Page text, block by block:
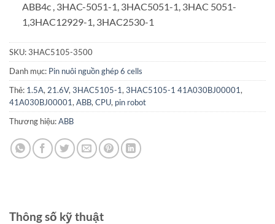
ABB4c , 3HAC-5051-1, 3HAC5051-1, 3HAC 5051-
1,3HAC12929-1, 3HAC2530-1
SKU:3HAC5105-3500
Danh mục: Pin nuôi nguồn ghép 6 cells
Thẻ: 1.5A, 21.6V, 3HAC5105-1, 3HAC5105-1 41A030BJ00001,
41A030BJ00001, ABB, CPU, pin robot
Thương hiệu:ABB
Thông số kỹ thuật